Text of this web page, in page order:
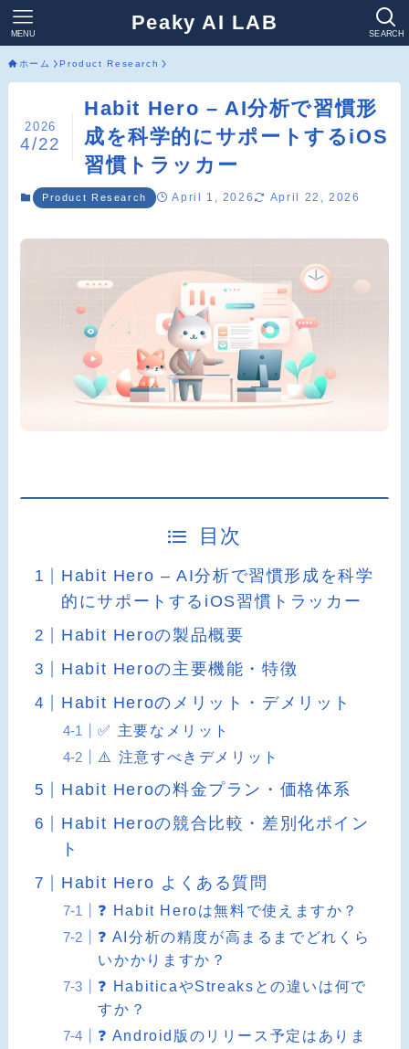
Peaky AI LAB SEARCH
MENU
ホーム Product Research
Habit Hero – AI分析で習慣形
成を科学的にサポートするiOS
習慣トラッカー
2026
4/22
Product Research April 1, 2026 April 22, 2026
目次
Habit Hero – AI分析で習慣形成を科学
的にサポートするiOS習慣トラッカー
Habit Heroの製品概要
Habit Heroの主要機能・特徴
Habit Heroのメリット・デメリット
✅ 主要なメリット
⚠️ 注意すべきデメリット
Habit Heroの料金プラン・価格体系
Habit Heroの競合比較・差別化ポイン
ト
Habit Hero よくある質問
❓ Habit Heroは無料で使えますか？
❓ AI分析の精度が高まるまでどれくら
いかかりますか？
❓ HabiticaやStreaksとの違いは何で
すか？
❓ Android版のリリース予定はありま